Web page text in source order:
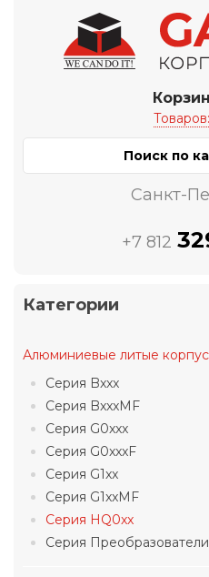
Санкт-
+7 812
Категории
Алюминиевые литые
Серия Bxxx
Серия BxxxMF
Серия G0xxx
Серия G0xxxF
Серия G1xx
Серия G1xxMF
Серия HQ0xx
Серия Преобразователи